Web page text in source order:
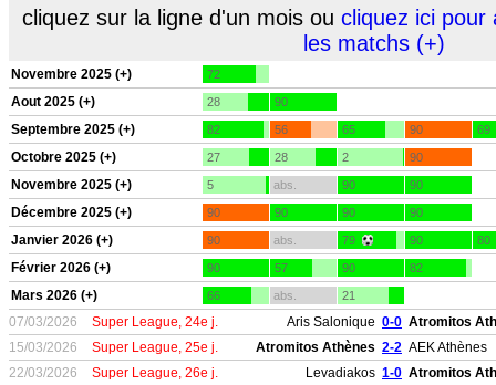
cliquez sur la ligne d'un mois ou cliquez ici pour
les matchs (+)
Novembre 2025 (+) 72
Aout 2025 (+) 28 90
Septembre 2025 (+) 82 56 65 90 69
Octobre 2025 (+) 27 28 2 90
Novembre 2025 (+) 5 abs. 90 90
Décembre 2025 (+) 90 90 90 90
Janvier 2026 (+) 90 abs. 79 90 80
Février 2026 (+) 90 57 90 82
Mars 2026 (+) 66 abs. 21
07/03/2026 Super League, 24e j. Aris Salonique 0-0 Atromitos
15/03/2026
Super League, 25e j. Atromitos Athènes 2-2 AEK Athènes
22/03/2026
Super League, 26e j. Levadiakos 1-0 Atromitos